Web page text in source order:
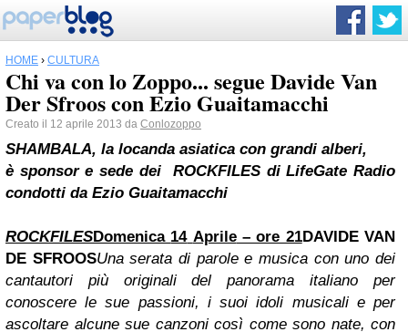
HOME › CULTURA
Chi va con lo Zoppo... segue Davide Van
Der Sfroos con Ezio Guaitamacchi
Creato il 12 aprile 2013 da Conlozoppo
SHAMBALA, la locanda asiatica con grandi alberi,
è sponsor e sede dei ROCKFILES di LifeGate Radio
condotti da Ezio Guaitamacchi
ROCKFILESDomenica 14 Aprile– ore 21DAVIDE VAN
DE SFROOSUna serata di parole e musica con uno dei
cantautori più originali del panorama italiano per
conoscere le sue passioni, i suoi idoli musicali e per
ascoltare alcune sue canzoni così come sono nate, con